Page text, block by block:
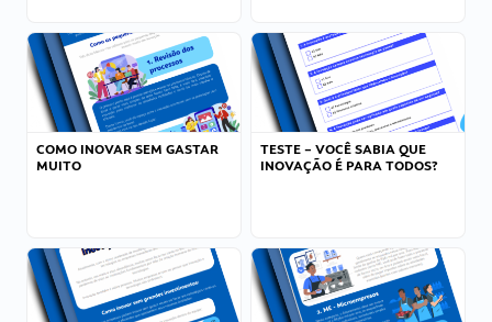
COMO INOVAR SEM GASTAR
MUITO
TESTE – VOCÊ SABIA QUE
INOVAÇÃO É PARA TODOS?